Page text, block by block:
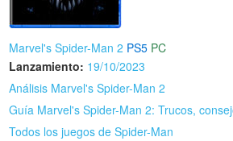
Marvel's Spider-Man 2 PS5 PC
Lanzamiento: 19/10/2023
Análisis Marvel's Spider-Man 2
Guía Marvel's Spider-Man 2: Trucos,
Todos los juegos de Spider-Man